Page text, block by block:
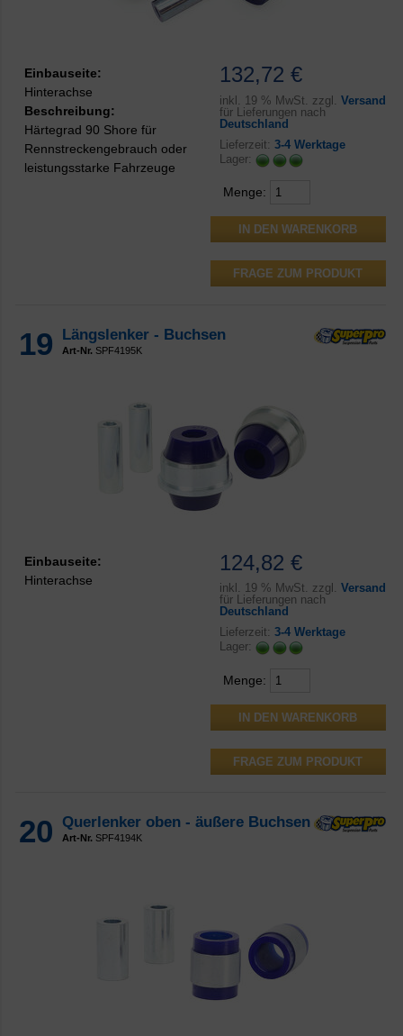
132,72 €
inkl. 19 % MwSt. zzgl. Versand
für Lieferungen nach
Deutschland
Lieferzeit: 3-4 Werktage
Lager:
Menge:
FRAGE ZUM PRODUKT
Einbauseite:
Hinterachse
Beschreibung:
Härtegrad 90 Shore für
Rennstreckengebrauch oder
leistungsstarke Fahrzeuge
19 Längslenker - Buchsen
Art-Nr. SPF4195K
124,82 €
inkl. 19 % MwSt. zzgl. Versand
für Lieferungen nach
Deutschland
Lieferzeit: 3-4 Werktage
Lager:
Menge:
FRAGE ZUM PRODUKT
Einbauseite:
Hinterachse
20 Querlenker oben - äußere Buchsen
Art-Nr. SPF4194K